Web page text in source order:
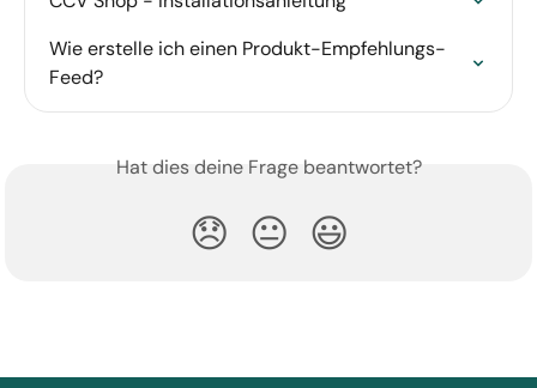
Wie erstelle ich einen Produkt-Empfehlungs-
Feed?
Hat dies deine Frage beantwortet?
😞 😐 😃